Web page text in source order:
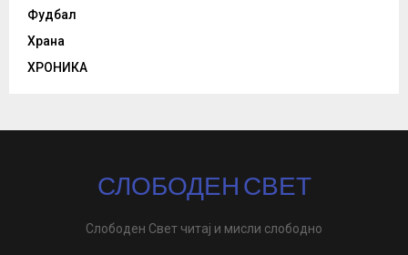
Фудбал
Храна
ХРОНИКА
СЛОБОДЕН СВЕТ
Слободен Свет читај и мисли слободно